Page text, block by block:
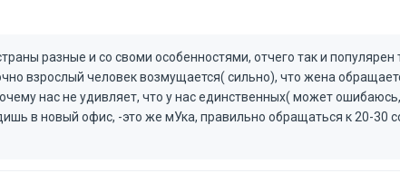
разные и со своми особенностями, отчего так и
взрослый человек возмущается( сильно), что жена
нас не удивляет, что у нас единственных( может
в новый офис, -это же мУка, правильно обращаться к 20-30